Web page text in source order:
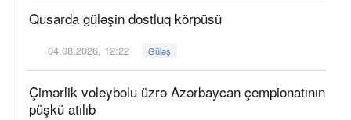
Qusarda güləşin dostluq körpüsü
04.08.2026, 12:22 Güləş
Çimərlik voleybolu üzrə Azərbaycan çempionatının
püşkü atılıb